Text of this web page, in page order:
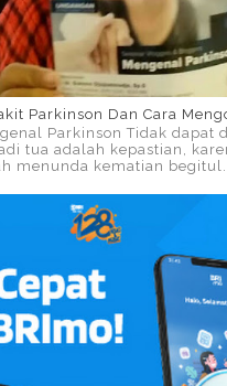
Parkinson Dan Cara
Parkinson Tidak dapat
tua adalah kepastian,
menunda kematian